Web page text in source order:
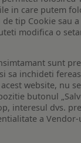
in care putem
tip Cookie
modifica o
sunt
inchideti
website, nu
butonul
interesul dvs.
a